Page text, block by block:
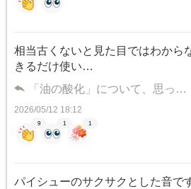
相当古くないと見た目ではわから
きるだけ使い…
「油の酸化」について、思っ…
2026/05/12 18:12
9 1 1
パイシューのサクサクとした音で